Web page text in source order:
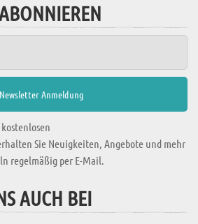
Sie Neuigkeiten, Angebote und mehr
regelmäßig per E-Mail.
AUCH BEI